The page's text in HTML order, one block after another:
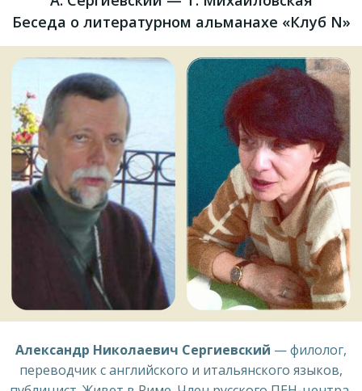
Беседа о литературном альманахе «Клуб N»
Александр Николаевич Сергиевский — филолог,
переводчик с английского и итальянского языков,